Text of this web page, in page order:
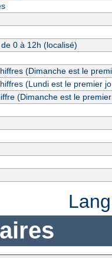
0 à 12h (localisé)
(Dimanche est le
(Lundi est le premier
(Dimanche est le